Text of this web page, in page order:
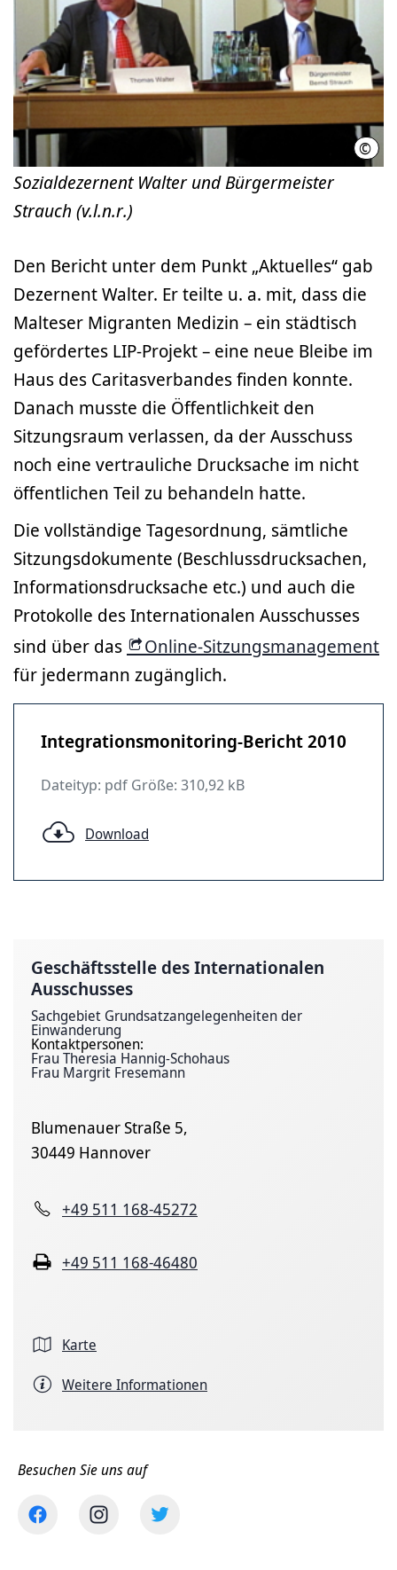
© LHH
Sozialdezernent Walter und Bürgermeister
Strauch (v.l.n.r.)
Den Bericht unter dem Punkt „Aktuelles“ gab
Dezernent Walter. Er teilte u. a. mit, dass die
Malteser Migranten Medizin – ein städtisch
gefördertes LIP-Projekt – eine neue Bleibe im
Haus des Caritasverbandes finden konnte.
Danach musste die Öffentlichkeit den
Sitzungsraum verlassen, da der Ausschuss
noch eine vertrauliche Drucksache im nicht
öffentlichen Teil zu behandeln hatte.
Die vollständige Tagesordnung, sämtliche
Sitzungsdokumente (Beschlussdrucksachen,
Informationsdrucksache etc.) und auch die
Protokolle des Internationalen Ausschusses
sind über das
Online-Sitzungsmanagement
für jedermann zugänglich.
Integrationsmonitoring-Bericht 2010
Dateityp: pdf Größe: 310,92 kB
Download
Geschäfts­stelle des Inter­nationalen
Ausschusses
Sachgebiet Grundsatzangelegenheiten der
Einwanderung
Kontaktpersonen:
Frau Theresia Hannig-Schohaus
Frau Margrit Fresemann
Blumenauer Straße 5,
30449 Hannover
+49 511 168-45272
+49 511 168-46480
Karte
Weitere Informationen
Besuchen Sie uns auf